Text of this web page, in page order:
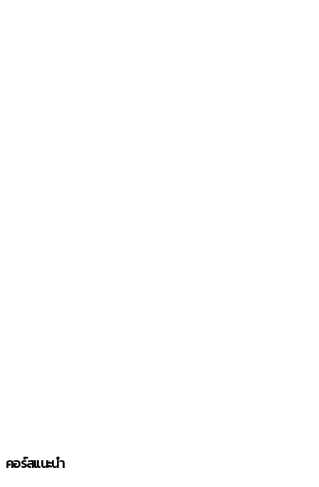
คอร์สแนะนำ